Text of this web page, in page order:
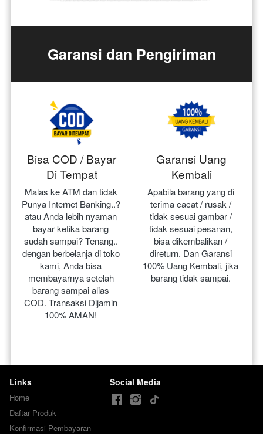
Garansi dan Pengiriman
Bisa COD / Bayar
Di Tempat
Malas ke ATM dan tidak
Punya Internet Banking..?
atau Anda lebih nyaman
bayar ketika barang
sudah sampai? Tenang..
dengan berbelanja di toko
kami, Anda bisa
membayarnya setelah
barang sampai alias
COD. Transaksi Dijamin
100% AMAN!
Garansi Uang
Kembali
Apabila barang yang di
terima cacat / rusak /
tidak sesuai gambar /
tidak sesuai pesanan,
bisa dikembalikan /
direturn. Dan Garansi
100% Uang Kembali, jika
barang tidak sampai.
Links
Home
Daftar Produk
Konfirmasi Pembayaran
Social Media